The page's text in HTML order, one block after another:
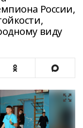
России,
виду